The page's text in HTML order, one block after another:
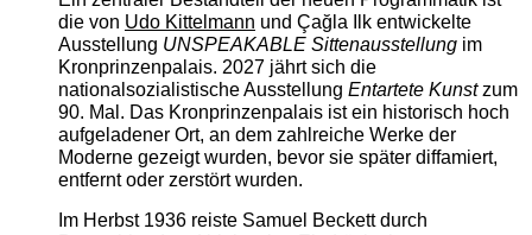
die von Udo Kittelmann und Çağla Ilk entwickelte
Ausstellung UNSPEAKABLE Sittenausstellungim
Kronprinzenpalais. 2027 jährt sich die
nationalsozialistische Ausstellung Entartete Kunstzum
90. Mal. Das Kronprinzenpalais ist ein historisch hoch
aufgeladener Ort, an dem zahlreiche Werke der
Moderne gezeigt wurden, bevor sie später diffamiert,
entfernt oder zerstört wurden.
Im Herbst 1936 reiste Samuel Beckett durch